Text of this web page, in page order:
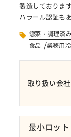
製造しておりま
ハラール認証も
惣菜・調理済
食品 /業務用
取り扱い会社
最小ロット